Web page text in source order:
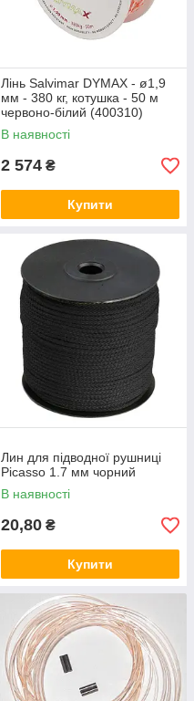
Лінь Salvimar DYMAX - ø1,9
мм - 380 кг, котушка - 50 м
червоно-білий (400310)
В наявності
2 574 ₴
Купити
Лин для підводної рушниці
Picasso 1.7 мм чорний
В наявності
20,80 ₴
Купити